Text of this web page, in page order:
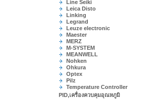
Line Seiki
Leica Disto
Linking
Legrand
Leuze electronic
Maester
MERZ
M-SYSTEM
MEANWELL
Nohken
Ohkura
Optex
Pilz
Temperature Controller
PID,เครื่องควบคุมอุณหภูมิ